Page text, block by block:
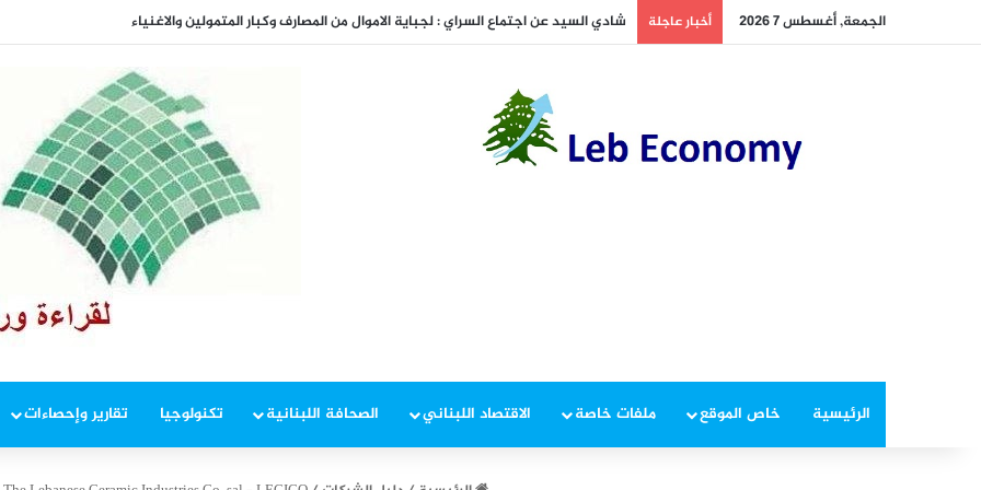
الجمعة, أغسطس 7 2026 أخبار عاجلة أخطر ما دار داخل غرفة المفاوضات
الرئيسية خاص الموقع ملفات خاصة الاقتصاد اللبناني الصحافة اللبنانية تكنولوجيا تقارير وإحصاءات